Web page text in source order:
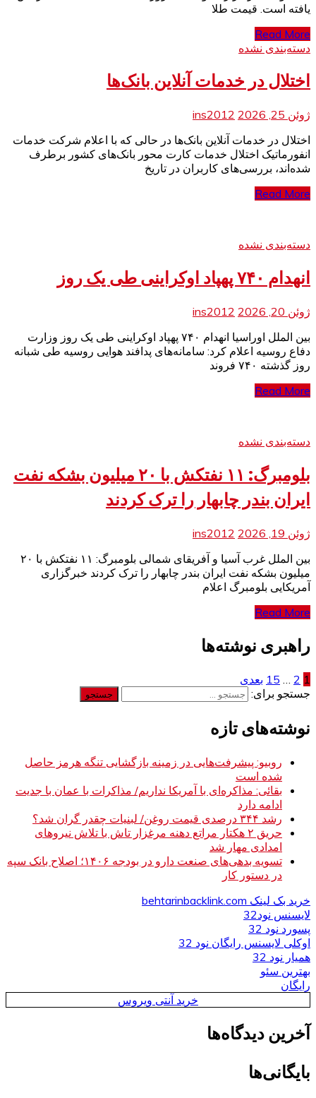
یافته است. قیمت طلا
Read More
دسته‌بندی نشده
اختلال در خدمات آنلاین بانک‌ها
ژوئن 25, 2026
ins2012
اختلال در خدمات آنلاین بانک‌ها در حالی که با اعلام شرکت خدمات
انفورماتیک اختلال خدمات کارت محور بانک‌های کشور برطرف
شده‌اند، بررسی‌های کاربران در تاریخ
Read More
دسته‌بندی نشده
انهدام ۷۴۰ پهپاد اوکراینی طی یک روز
ژوئن 20, 2026
ins2012
بین الملل اوراسیا انهدام ۷۴۰ پهپاد اوکراینی طی یک روز وزارت
دفاع روسیه اعلام کرد: سامانه‌های پدافند هوایی روسیه طی شبانه
روز گذشته ۷۴۰ فروند
Read More
دسته‌بندی نشده
بلومبرگ: ۱۱ نفتکش با ۲۰ میلیون بشکه نفت
ایران بندر چابهار را ترک کردند
ژوئن 19, 2026
ins2012
بین الملل غرب آسیا و آفریقای شمالی بلومبرگ: ۱۱ نفتکش با ۲۰
میلیون بشکه نفت ایران بندر چابهار را ترک کردند خبرگزاری
آمریکایی بلومبرگ اعلام
Read More
راهبری نوشته‌ها
1
2
15 بعدی
جستجو برای:
نوشته‌های تازه
روبیو: پیشرفت‌هایی در زمینه بازگشایی تنگه هرمز حاصل
شده است
بقائی: مذاکره‌ای با آمریکا نداریم/ مذاکرات با عمان با جدیت
ادامه دارد
رشد ۳۴۴ درصدی قیمت روغن/ لبنیات چقدر گران شد؟
حریق ۲ هکتار مراتع دهنه مرغزار تاش با تلاش نیروهای
امدادی مهار شد
تسویه بدهی‌های صنعت دارو در بودجه ۱۴۰۶؛ اصلاح بانک سپه
در دستور کار
خرید بک لینک behtarinbacklink.com
لایسنس نود32
پسورد نود 32
اوکلی لایسنس رایگان نود 32
همیار نود 32
بهترین سئو
رایگان
خرید آنتی ویروس
آخرین دیدگاه‌ها
بایگانی‌ها